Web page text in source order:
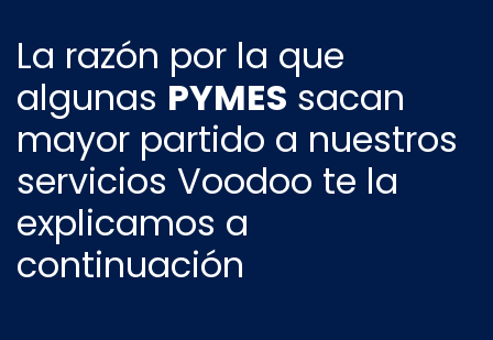
La razón por la que
algunas PYMES sacan
mayor partido a nuestros
servicios Voodoo te la
explicamos a
continuación